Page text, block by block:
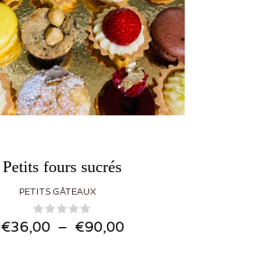
Petits fours sucrés
PETITS GÂTEAUX
€36,00 – €90,00Plage de prix : €36,00 à €90,00